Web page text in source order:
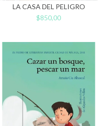
LA CASA DEL PELIGRO
$850,00